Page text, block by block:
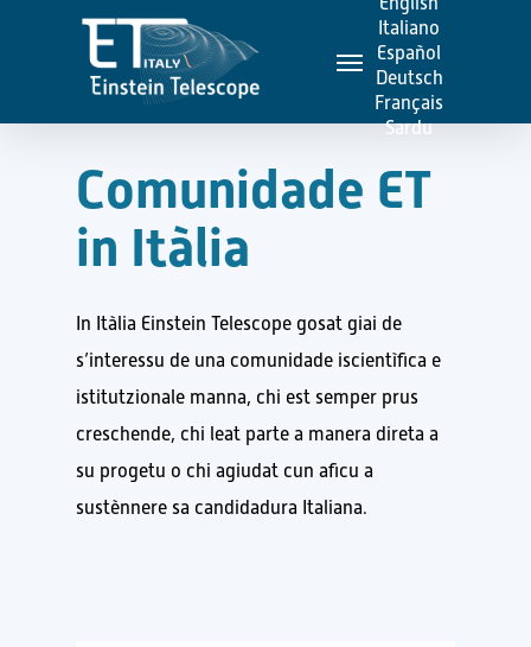
content
Menu
Italiano
Español
Deutsch
Français
Sardu
Comunidade ET
in Itàlia
In Itàlia Einstein Telescope gosat giai de
s’interessu de una comunidade iscientìfica e
istitutzionale manna, chi est semper prus
creschende, chi leat parte a manera direta a
su progetu o chi agiudat cun aficu a
sustènnere sa candidadura Italiana.